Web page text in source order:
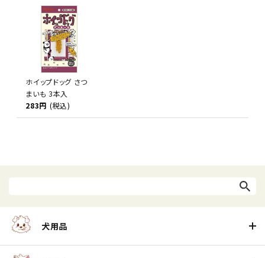
ホイップドッグ さつ
まいも 3本入
283円 (税込)
犬用品